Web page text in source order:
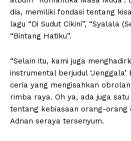
dia, memiliki fondasi tentang
lagu “Di Sudut Cikini”, “Syalala
“Bintang Hatiku”.
“Selain itu, kami juga
instrumental berjudul
ceria yang mengisahkan
rimba raya. Oh ya, ada juga
tentang kebiasaan orang-orang
Adnan seraya tersenyum.